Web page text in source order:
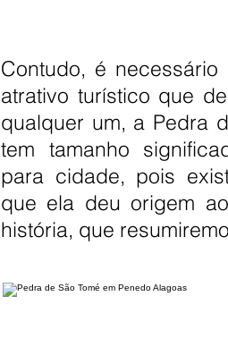
Contudo, é
atrativo turístico que
qualquer um, a Pedra
tem tamanho
para cidade, pois
que ela deu origem
história, que